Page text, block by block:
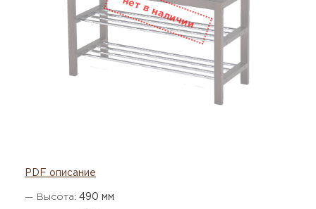
PDF описание
— Высота: 490 мм